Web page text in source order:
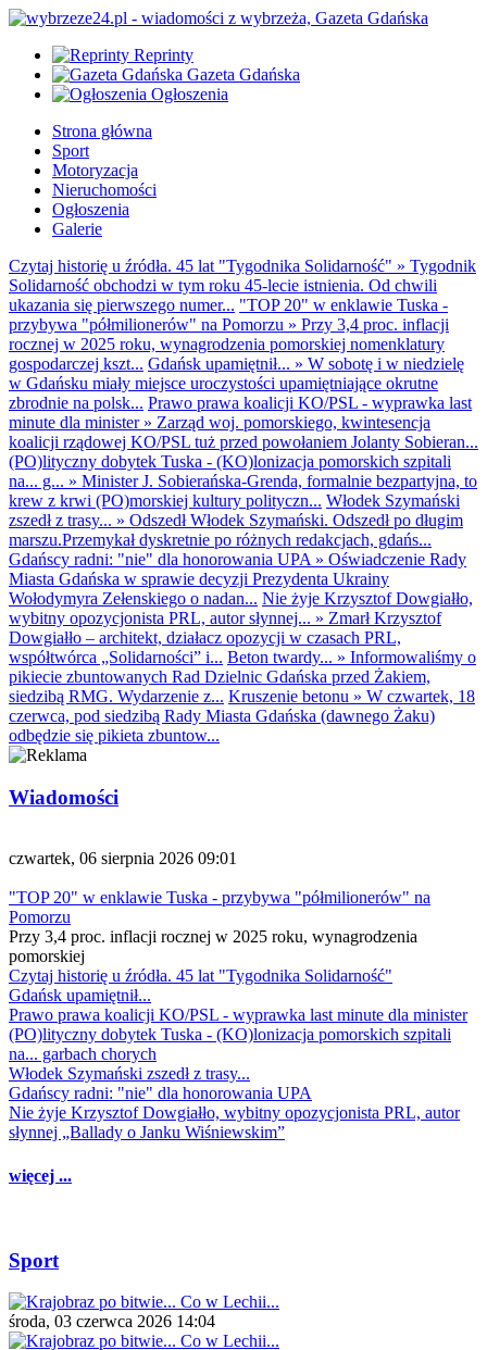
Reprinty
Gazeta Gdańska
Ogłoszenia
Strona główna
Sport
Motoryzacja
Nieruchomości
Ogłoszenia
Galerie
Czytaj historię u źródła. 45 lat "Tygodnika Solidarność" » Tygodnik
Solidarność obchodzi w tym roku 45-lecie istnienia. Od chwili
ukazania się pierwszego numer... "TOP 20" w enklawie Tuska -
przybywa "półmilionerów" na Pomorzu » Przy 3,4 proc. inflacji
rocznej w 2025 roku, wynagrodzenia pomorskiej nomenklatury
gospodarczej kszt... Gdańsk upamiętnił... » W sobotę i w niedzielę
w Gdańsku miały miejsce uroczystości upamiętniające okrutne
zbrodnie na polsk... Prawo prawa koalicji KO/PSL - wyprawka last
minute dla minister» Zarząd woj. pomorskiego, kwintesencja
koalicji rządowej KO/PSL tuż przed powołaniem Jolanty Sobieran...
(PO)lityczny dobytek Tuska - (KO)lonizacja pomorskich szpitali
na... g... » Minister J. Sobierańska-Grenda, formalnie bezpartyjna, to
krew z krwi (PO)morskiej kultury polityczn... Włodek Szymański
zszedł z trasy... » Odszedł Włodek Szymański. Odszedł po długim
marszu.Przemykał dyskretnie po różnych redakcjach, gdańs...
Gdańscy radni: "nie" dla honorowania UPA » Oświadczenie Rady
Miasta Gdańska w sprawie decyzji Prezydenta Ukrainy
Wołodymyra Zełenskiego o nadan... Nie żyje Krzysztof Dowgiałło,
wybitny opozycjonista PRL, autor słynnej... » Zmarł Krzysztof
Dowgiałło – architekt, działacz opozycji w czasach PRL,
współtwórca „Solidarności” i... Beton twardy... » Informowaliśmy o
pikiecie zbuntowanych Rad Dzielnic Gdańska przed Żakiem,
siedzibą RMG. Wydarzenie z... Kruszenie betonu » W czwartek, 18
czerwca, pod siedzibą Rady Miasta Gdańska (dawnego Żaku)
odbędzie się pikieta zbuntow...
Wiadomości
czwartek, 06 sierpnia 2026 09:01
"TOP 20" w enklawie Tuska - przybywa "półmilionerów" na
Pomorzu
Przy 3,4 proc. inflacji rocznej w 2025 roku, wynagrodzenia
pomorskiej
Czytaj historię u źródła. 45 lat "Tygodnika Solidarność"
Gdańsk upamiętnił...
Prawo prawa koalicji KO/PSL - wyprawka last minute dla minister
(PO)lityczny dobytek Tuska - (KO)lonizacja pomorskich szpitali
na... garbach chorych
Włodek Szymański zszedł z trasy...
Gdańscy radni: "nie" dla honorowania UPA
Nie żyje Krzysztof Dowgiałło, wybitny opozycjonista PRL, autor
słynnej „Ballady o Janku Wiśniewskim”
więcej ...
Sport
środa, 03 czerwca 2026 14:04